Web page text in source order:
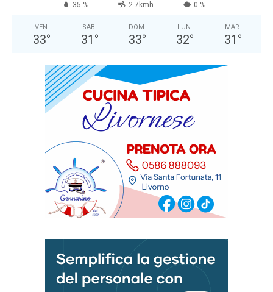
35 % 2.7kmh 0 %
VEN
33°
SAB
31 °
DOM
33°
LUN
32°
MAR
31 °